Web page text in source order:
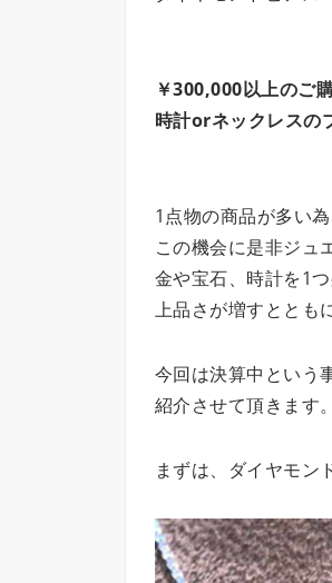
￥300,000以上のご
時計orネックレスの
1点物の商品が多い
この機会に是非ジュ
金や宝石、時計を1
上品さが増すととも
今回は決算中という
紹介させて頂きます。
まずは、ダイヤモン